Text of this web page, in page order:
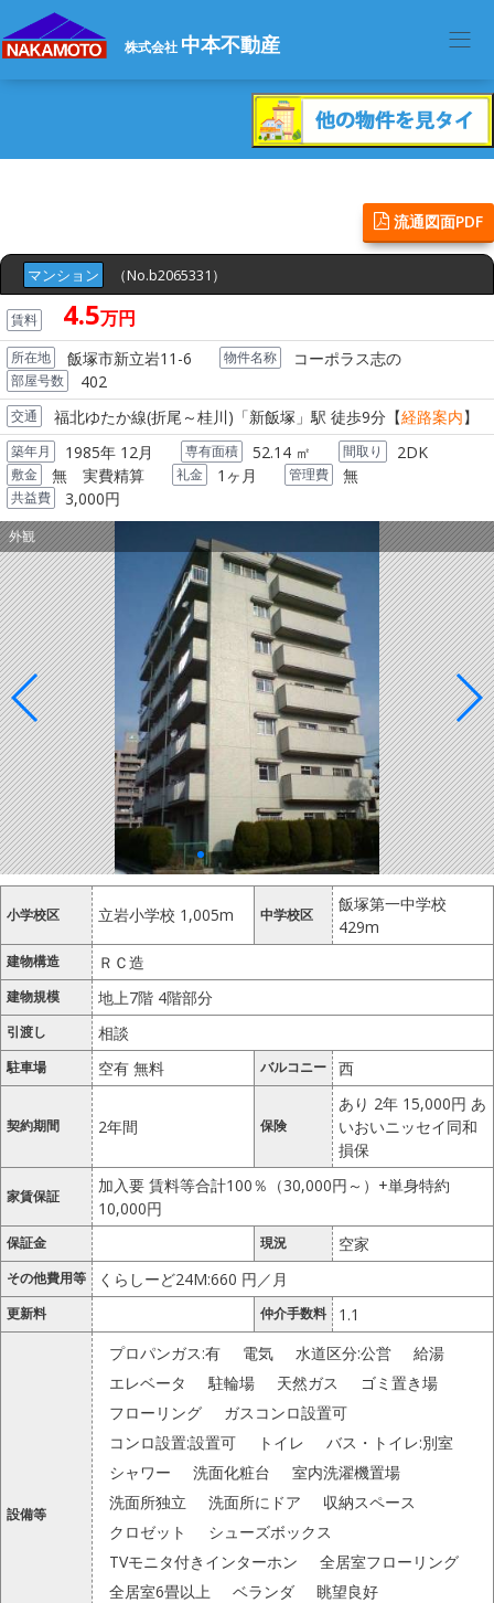
株式会社 中本不動産
流通図面PDF
マンション （No.b2065331）
賃料 4.5万円
所在地 飯塚市新立岩11-6 物件名称 コーポラス志の
部屋号数 402
交通 福北ゆたか線(折尾～桂川) 「新飯塚」駅 徒歩9分【経路案内】
築年月 1985年 12月 専有面積 52.14 ㎡ 間取り 2DK
敷金 無 実費精算 礼金 1ヶ月 管理費 無
共益費 3,000円
外観
小学校区 立岩小学校 1,005m 中学校区
飯塚第一中学校
429m
建物構造 ＲＣ造
建物規模 地上7階 4階部分
引渡し 相談
駐車場 空有 無料 バルコニー 西
契約期間 2年間 保険
あり 2年 15,000円 あ
いおいニッセイ同和
損保
家賃保証
加入要 賃料等合計100％（30,000円～）+単身特約
10,000円
保証金 現況 空家
その他費用等 くらしーど24M:660 円／月
更新料 仲介手数料 1.1
設備等
プロパンガス:有 電気 水道区分:公営
給湯
エレベータ
駐輪場 天然ガス
ゴミ置き場
フローリング
ガスコンロ設置可
コンロ設置:設置可
トイレ
バス・トイレ:別室
シャワー
洗面化粧台
室内洗濯機置場
洗面所独立
洗面所にドア
収納スペース
クロゼット
シューズボックス
TVモニタ付きインターホン
全居室フローリング
全居室6畳以上
ベランダ
眺望良好